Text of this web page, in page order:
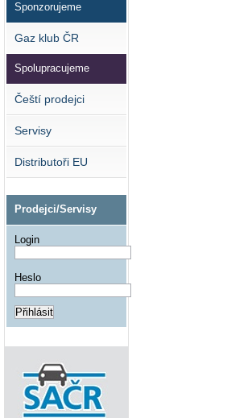
Sponzorujeme
Gaz klub ČR
Spolupracujeme
Čeští prodejci
Servisy
Distributoři EU
Prodejci/Servisy
Login
Heslo